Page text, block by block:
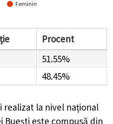
la nivel național în
51.55%
de sex feminin, ce
locuitorilor.
după Starea civilă